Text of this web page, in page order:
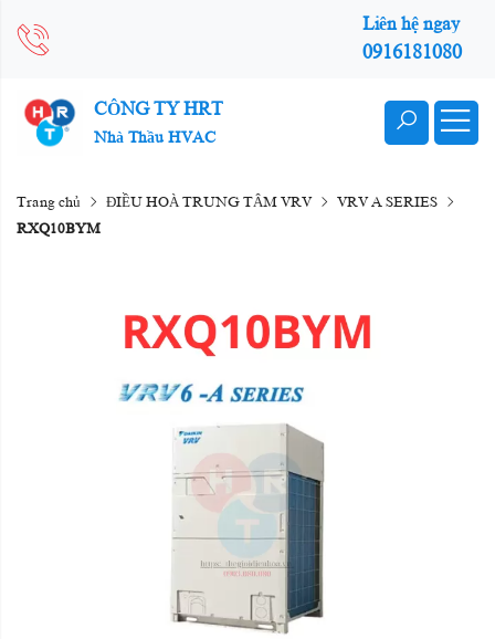
Liên hệ ngay
0916181080
CÔNG TY HRT
Nhà Thầu HVAC
Trang chủ ĐIỀU HOÀ TRUNG TÂM VRV
VRV A SERIES
RXQ10BYM